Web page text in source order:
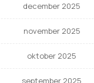
december 2025
november 2025
oktober 2025
september 2025